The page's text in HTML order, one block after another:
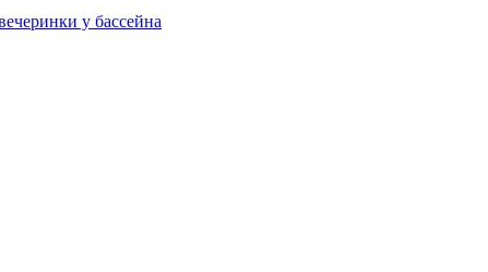
у бассейна